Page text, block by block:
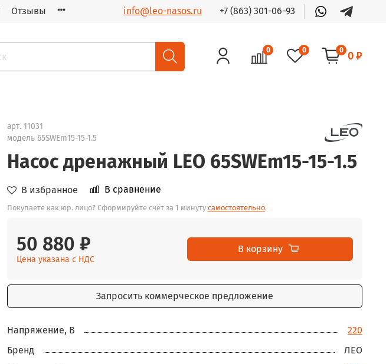
Отзывы info@leo-nasos.ru +7 (863) 301-06-93
0 0 0 0 ₽
арт. 11031
модель 65SWEm15-15-1.5
Насос дренажный LEO 65SWEm15-15-1.5
В избранное В сравнение
Покупаете как юр. лицо? Сформируйте счёт за 1 минуту самостоятельно.
50 880 ₽
Цена указана с НДС
В корзину
Запросить коммерческое предложение
Напряжение, В
220
Бренд
ЛЕО